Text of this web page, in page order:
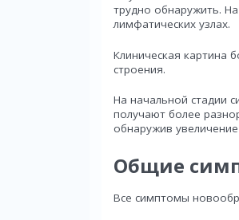
трудно обнаружить.
лимфатических узлах.
Клиническая картина
строения.
На начальной стадии
получают более
обнаружив
Общие
Все симптомы